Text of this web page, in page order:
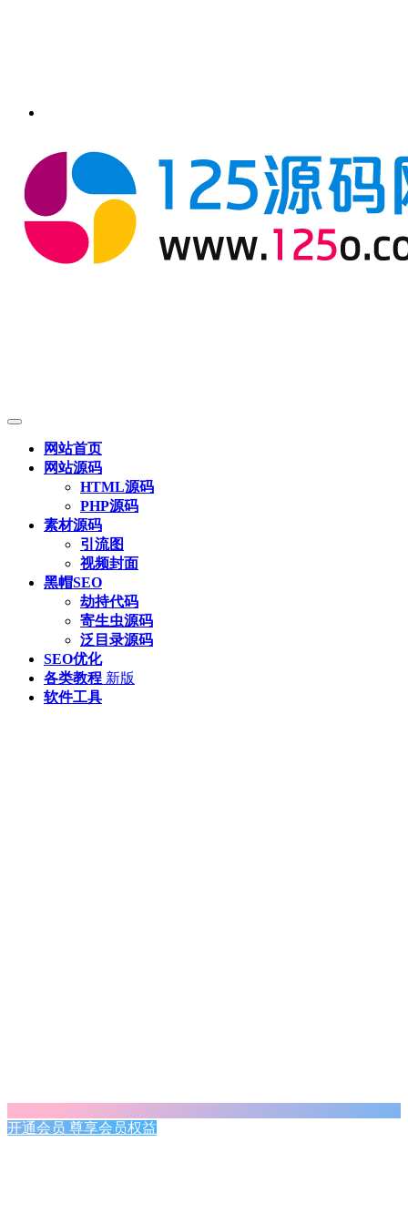
网站首页
网站源码
HTML源码
PHP源码
素材源码
引流图
视频封面
黑帽SEO
劫持代码
寄生虫源码
泛目录源码
SEO优化
各类教程 新版
软件工具
开通会员 尊享会员权益